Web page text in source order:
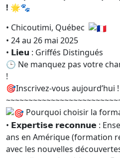
! 🌟🐾
• Chicoutimi, Québec
• 24 au 26 mai 2025
• 𝗟𝗶𝗲𝘂 : Griffés Distingués
🕒 Ne manquez pas votre
!
🎯Inscrivez-vous aujourd’hui
Pourquoi choisir la
• 𝗘𝘅𝗽𝗲𝗿𝘁𝗶𝘀𝗲 𝗿𝗲𝗰𝗼𝗻𝗻𝘂𝗲 :
ans en Amérique (formation
avec les nouvelles